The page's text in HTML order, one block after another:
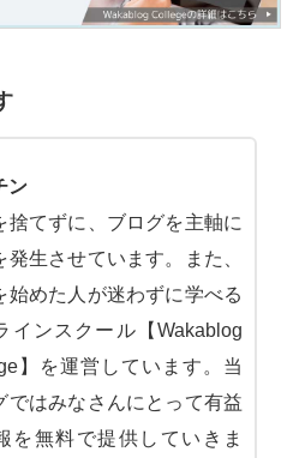
ン
捨てずに、ブログを主軸に
発生させています。また、
始めた人が迷わずに学べる
インスクール【Wakablog
】を運営しています。当
ではみなさんにとって有益
を無料で提供していきま